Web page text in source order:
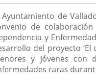
la
noticia
Ayuntamiento de
de
y
del proyecto
y jóvenes con
raras